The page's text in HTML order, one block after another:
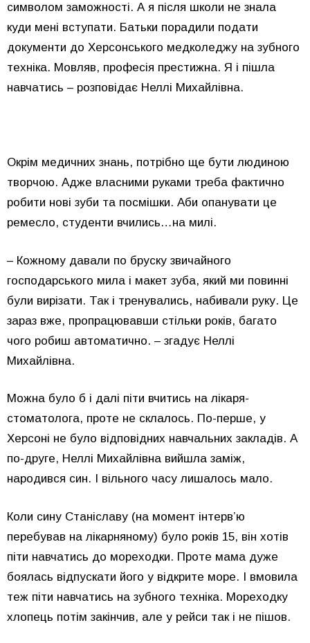
символом заможності. А я після школи не знала
куди мені вступати. Батьки порадили подати
документи до Херсонського медколеджу на зубного
техніка. Мовляв, професія престижна. Я і пішла
навчатись – розповідає Неллі Михайлівна.
Окрім медичних знань, потрібно ще бути людиною
творчою. Адже власними руками треба фактично
робити нові зуби та посмішки. Аби опанувати це
ремесло, студенти вчились…на милі.
– Кожному давали по бруску звичайного
господарського мила і макет зуба, який ми повинні
були вирізати. Так і тренувались, набивали руку. Це
зараз вже, пропрацювавши стільки років, багато
чого робиш автоматично. – згадує Неллі
Михайлівна.
Можна було б і далі піти вчитись на лікаря-
стоматолога, проте не склалось. По-перше, у
Херсоні не було відповідних навчальних закладів. А
по-друге, Неллі Михайлівна вийшла заміж,
народився син. І вільного часу лишалось мало.
Коли сину Станіславу (на момент інтерв’ю
перебував на лікарняному) було років 15, він хотів
піти навчатись до мореходки. Проте мама дуже
боялась відпускати його у відкрите море. І вмовила
теж піти навчатись на зубного техніка. Мореходку
хлопець потім закінчив, але у рейси так і не пішов.